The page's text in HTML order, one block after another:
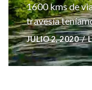
1600 kms de
travesía
JULIO 2, 2020